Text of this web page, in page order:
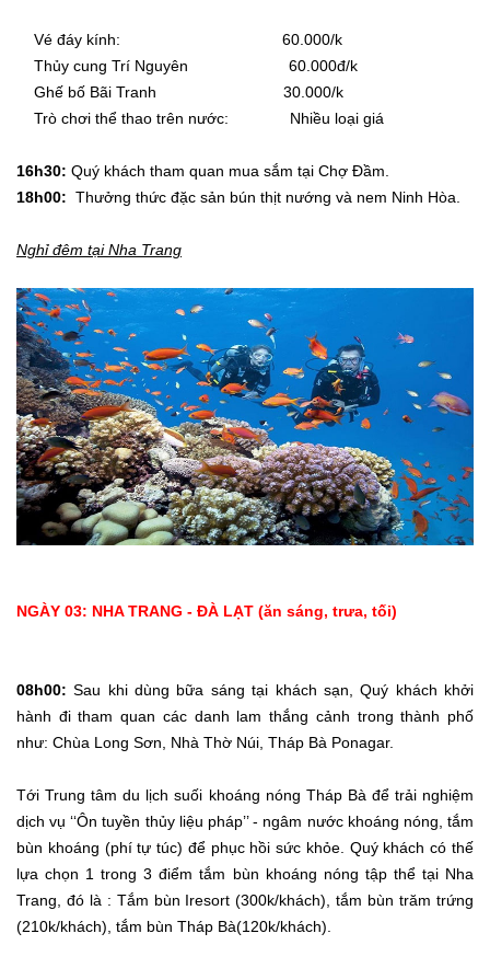
Vé đáy kính: 60.000/k
Thủy cung Trí Nguyên 60.000đ/k
Ghế bố Bãi Tranh 30.000/k
Trò chơi thể thao trên nước: Nhiều loại giá
16h30: Quý khách tham quan mua sắm tại Chợ Đầm.
18h00: Thưởng thức đặc sản bún thịt nướng và nem Ninh Hòa.
Nghỉ đêm tại Nha Trang
NGÀY 03: NHA TRANG - ĐÀ LẠT (ăn sáng, trưa, tối)
08h00:Sau khi dùng bữa sáng tại khách sạn, Quý khách khởi
hành đi tham quan các danh lam thắng cảnh trong thành phố
như: Chùa Long Sơn, Nhà Thờ Núi, Tháp Bà Ponagar.
Tới Trung tâm du lịch suối khoáng nóng Tháp Bà để trải nghiệm
dịch vụ ‘‘Ôn tuyền thủy liệu pháp’’ - ngâm nước khoáng nóng, tắm
bùn khoáng (phí tự túc) để phục hồi sức khỏe. Quý khách có thế
lựa chọn 1 trong 3 điểm tắm bùn khoáng nóng tập thể tại Nha
Trang, đó là : Tắm bùn Iresort (300k/khách), tắm bùn trăm trứng
(210k/khách), tắm bùn Tháp Bà(120k/khách).